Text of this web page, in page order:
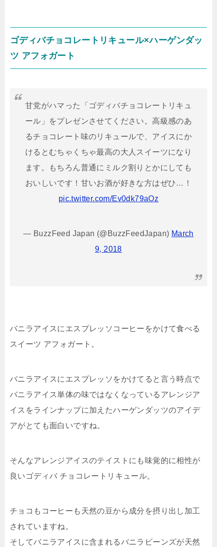
ゴディバチョコレートリキュール×ハーゲンダッ
ツ アフォガート
甘党がハマった「ゴディバチョコレートリキュ
ール」をプレゼンさせてください。高級感のあ
るチョコレート味のリキュールで、アイスにか
けるとむちゃくちゃ最高の大人スイーツになり
ます。もちろん普通にミルク割りとかにしても
おいしいです！甘いお酒が好きな方はぜひ…！
pic.twitter.com/Ev0dk79aOz
— BuzzFeed Japan (@BuzzFeedJapan) March
9, 2018
バニラアイスにエスプレッソコーヒーをかけて食べる
スイーツ アフォガート。
バニラアイスにエスプレッソをかけてると言う時点で
バニラアイス単体の味ではなくなっているアレンジア
イスをラインナップに加えたハーゲンダッツのアイデ
アがとても面白いですね。
そんなアレンジアイスのテイストにも味覚的に相性が
良いゴディバ チョコレートリキュール。
チョコもコーヒーも天然の豆から成分を摂り出し加工
されていますね。
そしてバニラアイスに含まれるバニラビーンズが天然